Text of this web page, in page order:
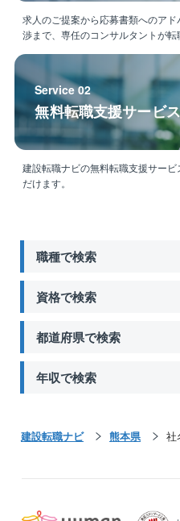
求人のご提案から応募書類へのア
渉まで、専任のコンサルタントが転
Service 02
無料転職支援サービス
建設転職ナビの無料転職支援サー
だけます。
職種で検索
資格で検索
都道府県で検索
年収で検索
建設転職ナビ 熊本県 社